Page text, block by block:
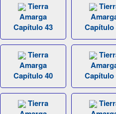
Tierra
Amarga
Capítulo 43
Capítulo
Tierra
Amarga
Capítulo 40
Capítulo
Tierra